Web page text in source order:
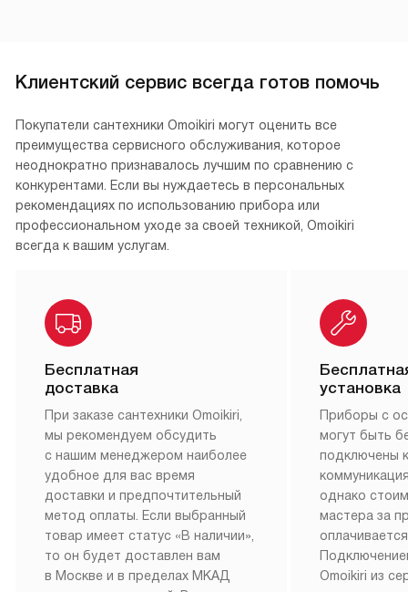
Клиентский сервис всегда готов помочь
Покупатели сантехники Omoikiri могут оценить все
преимущества сервисного обслуживания, которое
неоднократно признавалось лучшим по сравнению с
конкурентами. Если вы нуждаетесь в персональных
рекомендациях по использованию прибора или
профессиональном уходе за своей техникой, Omoikiri
всегда к вашим услугам.
Бесплатная
доставка
При заказе сантехники Omoikiri,
мы рекомендуем обсудить
с нашим менеджером наиболее
удобное для вас время
доставки и предпочтительный
метод оплаты. Если выбранный
товар имеет статус «В наличии»,
то он будет доставлен вам
в Москве и в пределах МКАД
установка
Приборы с
могут быть
подключены
однако
мастера за
Omoikiri из